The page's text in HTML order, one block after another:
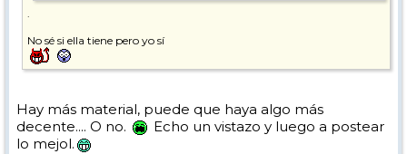
.
No sé si ella tiene pero yo sí
Hay más material, puede que haya algo más
decente.... O no.
Echo un vistazo y luego a postear
lo mejol.